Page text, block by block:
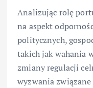
Analizując rolę
na aspekt
politycznych,
takich jak wahania
zmiany regulacji
wyzwania związane